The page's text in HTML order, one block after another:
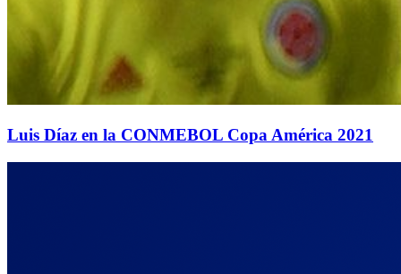
Luis Díaz en la CONMEBOL Copa América 2021